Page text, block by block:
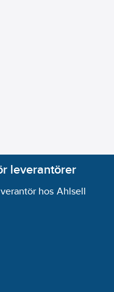
leverantörer
hos Ahlsell